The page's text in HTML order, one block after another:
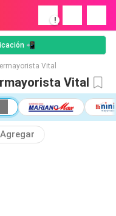
!
📲
Vital
Vital
Agregar